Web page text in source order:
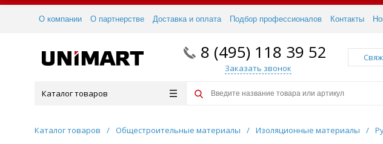
О компании О партнерстве Доставка и оплата Подбор профессионалов Контакты
8 (495) 118 39 52
Заказать звонок
Каталог товаров
Каталог товаров / Общестроительные материалы / Изоляционные материалы /